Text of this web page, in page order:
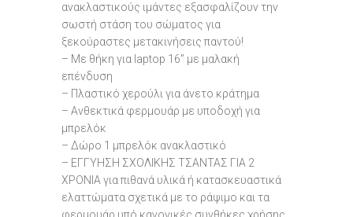
ανακλαστικούς ιμάντες εξασφαλίζουν την
σωστή στάση του σώματος για
ξεκούραστες μετακινήσεις παντού!
– Με θήκη για laptop 16” με μαλακή
επένδυση
– Πλαστικό χερούλι για άνετο κράτημα
– Ανθεκτικά φερμουάρ με υποδοχή για
μπρελόκ
– Δώρο 1 μπρελόκ ανακλαστικό
– ΕΓΓΥΗΣΗ ΣΧΟΛΙΚΗΣ ΤΣΑΝΤΑΣ ΓΙΑ 2
ΧΡΟΝΙΑ για πιθανά υλικά ή κατασκευαστικά
ελαττώματα σχετικά με το ράψιμο και τα